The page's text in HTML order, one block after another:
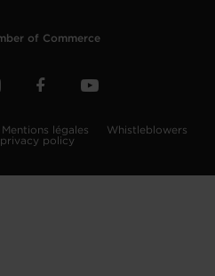
of Commerce
Mentions légales
Whistleblowers
privacy policy